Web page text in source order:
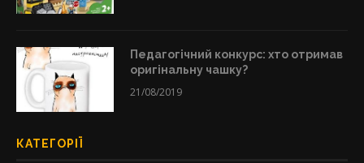
Педагогічний конкурс: хто отримав
оригінальну чашку?
21/08/2019
КАТЕГОРІЇ